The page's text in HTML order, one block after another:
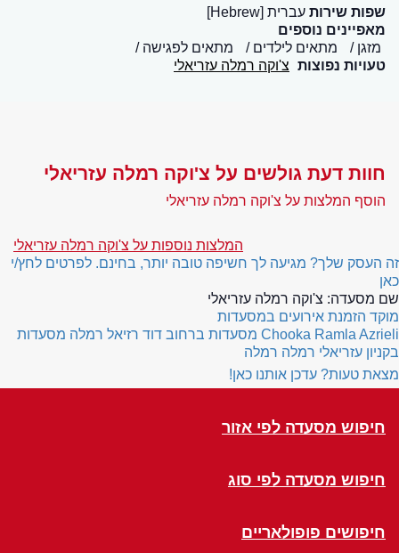
שפות שירות עברית [Hebrew]
מאפיינים נוספים
מזגן
מתאים לילדים
מתאים לפגישה
טעויות נפוצות צ'וקה רמלה עזריאלי
חוות דעת גולשים על צ'וקה רמלה עזריאלי
הוסף המלצות על צ'וקה רמלה עזריאלי
המלצות נוספות על צ'וקה רמלה עזריאלי
זה העסק שלך? מגיעה לך חשיפה טובה יותר, בחינם. לפרטים לחץ/י
כאן
שם מסעדה: צ'וקה רמלה עזריאלי
מוקד הזמנת אירועים במסעדות
Chooka Ramla Azrieli מסעדות ברחוב דוד רזיאל רמלה מסעדות
בקניון עזריאלי רמלה רמלה
מצאת טעות? עדכן אותנו כאן!
חיפוש מסעדה לפי אזור
חיפוש מסעדה לפי סוג
חיפושים פופולאריים